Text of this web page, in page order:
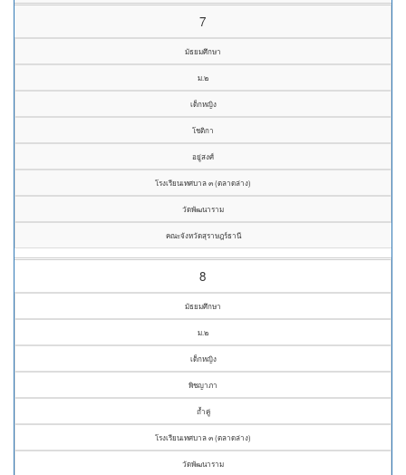
7
มัธยมศึกษา
ม.๒
เด็กหญิง
โชติกา
อยู่สงศ์
โรงเรียนเทศบาล ๓ (ตลาดล่าง)
วัดพัฒนาราม
คณะจังหวัดสุราษฎร์ธานี
8
มัธยมศึกษา
ม.๒
เด็กหญิง
พิชญาภา
ถ้ำคู่
โรงเรียนเทศบาล ๓ (ตลาดล่าง)
วัดพัฒนาราม